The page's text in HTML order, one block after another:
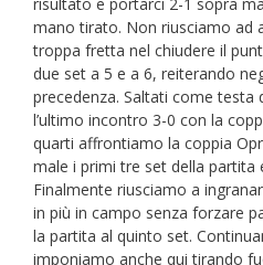
mano tirato. Non riusciamo ad
troppa fretta nel chiudere il
due set a 5 e a 6, reiterando
precedenza. Saltati come testa
l’ultimo incontro 3-0 con la
quarti affrontiamo la coppia
male i primi tre set della partita
Finalmente riusciamo a
in più in campo senza forzare
la partita al quinto set.
imponiamo anche qui tirando